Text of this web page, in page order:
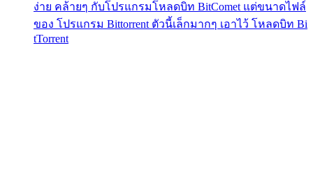
ง่าย คล้ายๆ กับโปรแกรมโหลดบิท BitComet แต่ขนาดไฟล์
ของ โปรแกรม Bittorrent ตัวนี้เล็กมากๆ เอาไว้ โหลดบิท Bi
tTorrent